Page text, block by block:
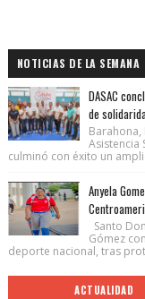
NOTICIAS DE LA SEMANA
DASAC
de
Barahona,
Asistencia
culminó con éxito un
Anyela
Santo
Gómez
deporte nacional, tras
ACTUALIDAD